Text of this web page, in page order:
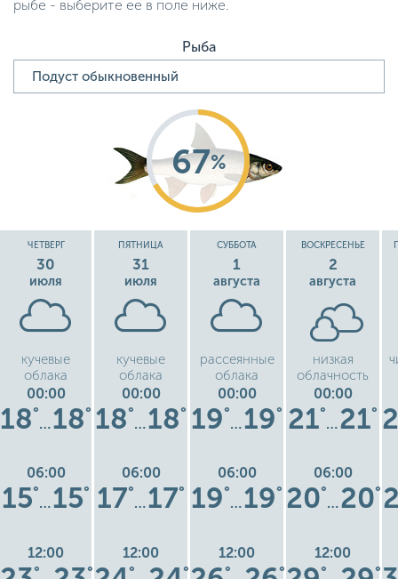
рыбе - выберите ее в поле ниже.
Рыба
67%
ЧЕТВЕРГ
30
июля
кучевые
облака
00:00
18°
…18°
06:00
15°
…15°
12:00
° °
ПЯТНИЦА
31
июля
кучевые
облака
00:00
18°
…18°
06:00
17°
…17°
12:00
° °
СУББОТА
1
августа
рассеянные
облака
00:00
19°
…19°
06:00
19°
…19°
12:00
° °
ВОСКРЕСЕНЬЕ
2
августа
низкая
облачность
00:00
21°
…21°
06:00
20°
…20°
12:00
° °